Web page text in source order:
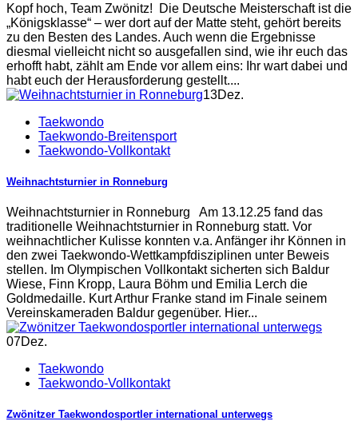
Kopf hoch, Team Zwönitz! Die Deutsche Meisterschaft ist die
„Königsklasse“ – wer dort auf der Matte steht, gehört bereits
zu den Besten des Landes. Auch wenn die Ergebnisse
diesmal vielleicht nicht so ausgefallen sind, wie ihr euch das
erhofft habt, zählt am Ende vor allem eins: Ihr wart dabei und
habt euch der Herausforderung gestellt....
13Dez.
Taekwondo
Taekwondo-Breitensport
Taekwondo-Vollkontakt
Weihnachtsturnier in Ronneburg
Weihnachtsturnier in Ronneburg Am 13.12.25 fand das
traditionelle Weihnachtsturnier in Ronneburg statt. Vor
weihnachtlicher Kulisse konnten v.a. Anfänger ihr Können in
den zwei Taekwondo-Wettkampfdisziplinen unter Beweis
stellen. Im Olympischen Vollkontakt sicherten sich Baldur
Wiese, Finn Kropp, Laura Böhm und Emilia Lerch die
Goldmedaille. Kurt Arthur Franke stand im Finale seinem
Vereinskameraden Baldur gegenüber. Hier...
07Dez.
Taekwondo
Taekwondo-Vollkontakt
Zwönitzer Taekwondosportler international unterwegs